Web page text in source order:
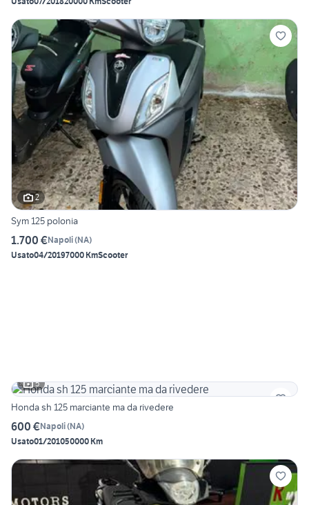
2
Sym 125 polonia
1.700 €Napoli(NA)
Usato04/20197000 KmScooter
5
Honda sh 125 marciante ma da rivedere
600 €Napoli(NA)
Usato01/201050000 Km